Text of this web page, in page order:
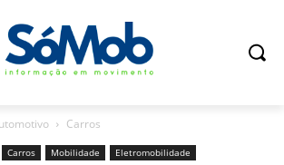
Carros
Carros Mobilidade Eletromobilidade